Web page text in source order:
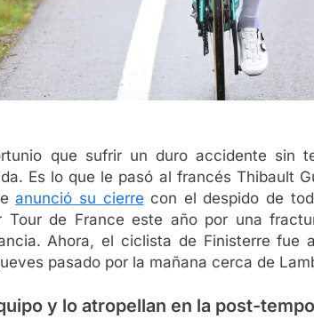
que sufrir un duro accidente sin
Es lo que le pasó al francés Thibault
anunció su cierre con el despido de
Tour de France este año por una
Ahora, el ciclista de Finisterre fue
pasado por la mañana cerca de
y lo atropellan en la post-